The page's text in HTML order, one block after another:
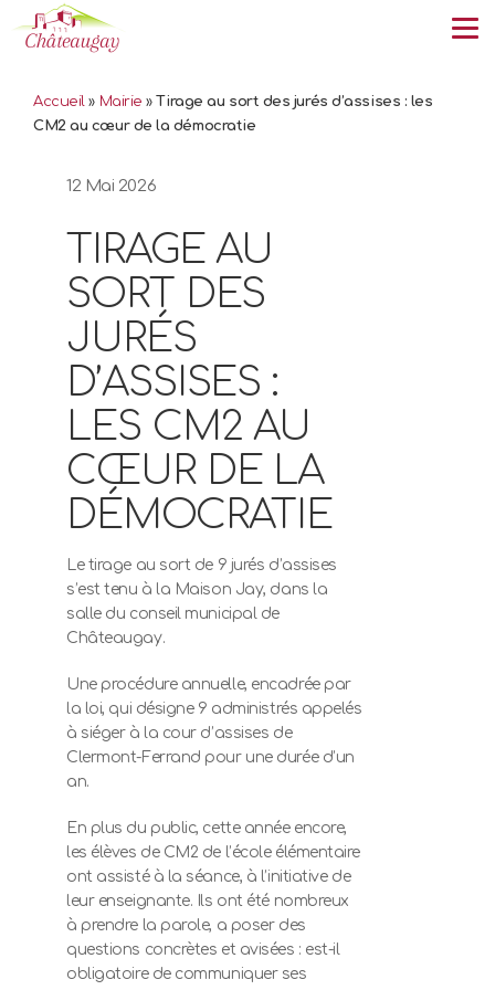
Accueil» Mairie » Tirage au sort des jurés d’assises : les
CM2 au cœur de la démocratie
12 Mai 2026
TIRAGE AU
SORT DES
JURÉS
D’ASSISES :
LES CM2 AU
CŒUR DE LA
DÉMOCRATIE
Le tirage au sort de 9 jurés d’assises
s’est tenu à la Maison Jay, dans la
salle du conseil municipal de
Châteaugay.
Une procédure annuelle, encadrée par
la loi, qui désigne 9 administrés appelés
à siéger à la cour d’assises de
Clermont-Ferrand pour une durée d’un
an.
En plus du public, cette année encore,
les élèves de CM2 de l’école élémentaire
ont assisté à la séance, à l’initiative de
leur enseignante. Ils ont été nombreux
à prendre la parole, a poser des
questions concrètes et avisées : est-il
obligatoire de communiquer ses